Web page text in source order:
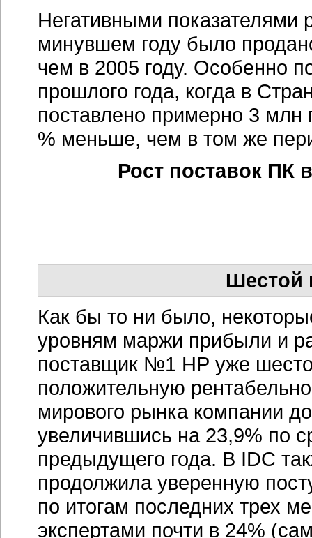
Негативными показателями
минувшем году было
чем в 2005 году. Особенно
прошлого года, когда в
поставлено примерно 3
% меньше, чем в том же
Рост поставок ПК
Шестой
Как бы то ни было,
уровням маржи прибыли и
поставщик №1 НР уже
положительную
мирового рынка компании
увеличившись на 23,9% по
предыдущего года. В IDC
продолжила уверенную
по итогам последних трех
экспертами почти в 24%